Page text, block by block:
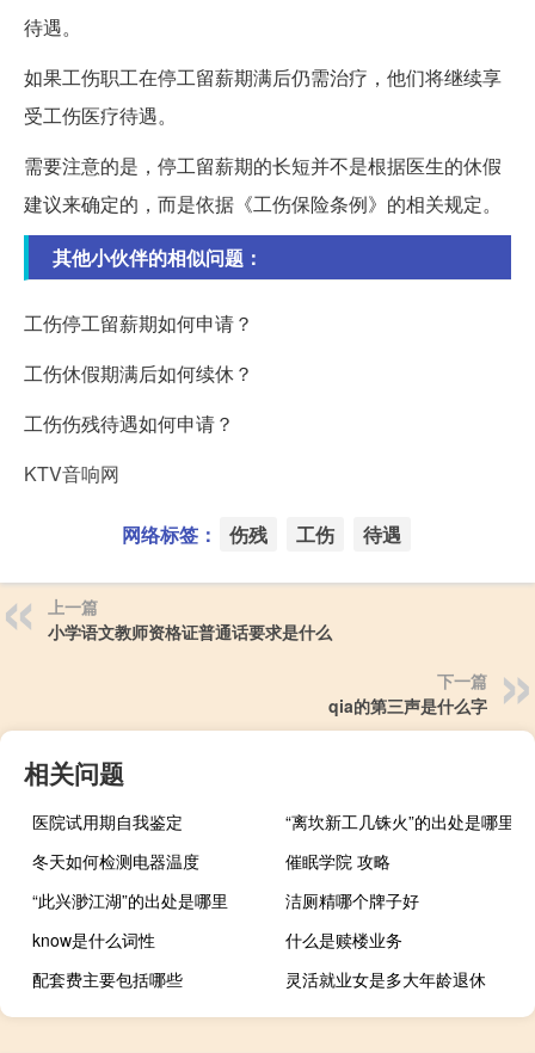
待遇。
如果工伤职工在停工留薪期满后仍需治疗，他们将继续享
受工伤医疗待遇。
需要注意的是，停工留薪期的长短并不是根据医生的休假
建议来确定的，而是依据《工伤保险条例》的相关规定。
其他小伙伴的相似问题：
工伤停工留薪期如何申请？
工伤休假期满后如何续休？
工伤伤残待遇如何申请？
KTV音响网
网络标签： 伤残 工伤 待遇
上一篇
小学语文教师资格证普通话要求是什么
下一篇
qia的第三声是什么字
相关问题
医院试用期自我鉴定
“离坎新工几铢火”的出处是哪里
冬天如何检测电器温度
催眠学院 攻略
“此兴渺江湖”的出处是哪里
洁厕精哪个牌子好
know是什么词性
什么是赎楼业务
配套费主要包括哪些
灵活就业女是多大年龄退休